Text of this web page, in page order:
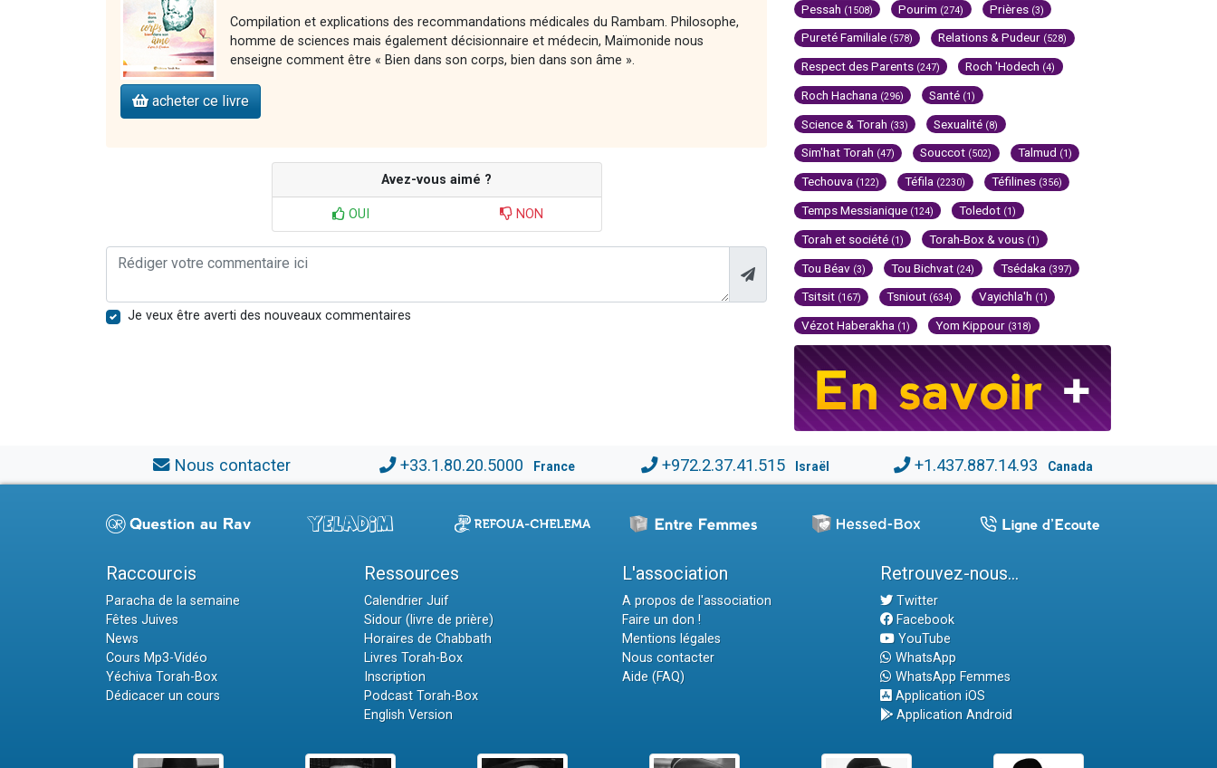
Compilation et explications des recommandations médicales du Rambam. Philosophe,
homme de sciences mais également décisionnaire et médecin, Maïmonide nous
enseigne comment être « Bien dans son corps, bien dans son âme ».
acheter ce livre
Avez-vous aimé ?
OUI NON
Je veux être averti des nouveaux commentaires
Pessah (1508) Pourim (274) Prières (3)
Pureté Familiale (578) Relations & Pudeur (528)
Respect des Parents (247) Roch 'Hodech (4)
Roch Hachana (296) Santé (1)
Science & Torah (33) Sexualité (8)
Sim'hat Torah (47) Souccot (502) Talmud (1)
Techouva (122) Téfila (2230) Téfilines (356)
Temps Messianique (124) Toledot (1)
Torah et société (1) Torah-Box & vous (1)
Tou Béav (3) Tou Bichvat (24) Tsédaka (397)
Tsitsit (167) Tsniout (634) Vayichla'h (1)
Vézot Haberakha (1) Yom Kippour (318)
Nous contacter +33.1.80.20.5000 France +972.2.37.41.515 Israël +1.437.887.14.93 Canada
Raccourcis
Paracha de la semaine
Fêtes Juives
News
Cours Mp3-Vidéo
Yéchiva Torah-Box
Dédicacer un cours
Ressources
Calendrier Juif
Sidour (livre de prière)
Horaires de Chabbath
Livres Torah-Box
Inscription
Podcast Torah-Box
English Version
L'association
A propos de l'association
Faire un don !
Mentions légales
Nous contacter
Aide (FAQ)
Retrouvez-nous...
Twitter
Facebook
YouTube
WhatsApp
WhatsApp Femmes
Application iOS
Application Android